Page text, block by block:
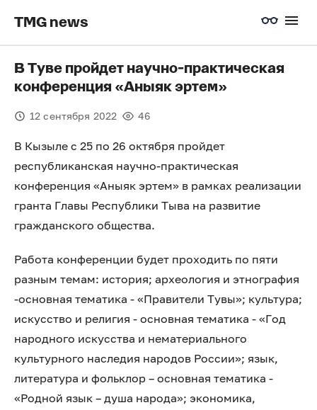
TMG news
В Туве пройдет научно-практическая
конференция «Аныяк эртем»
12 сентября 2022 46
В Кызыле с 25 по 26 октября пройдет
республиканская научно-практическая
конференция «Аныяк эртем» в рамках реализации
гранта Главы Республики Тыва на развитие
гражданского общества.
Работа конференции будет проходить по пяти
разным темам: история; археология и этнография
-основная тематика - «Правители Тувы»; культура;
искусство и религия - основная тематика - «Год
народного искусства и нематериального
культурного наследия народов России»; язык,
литература и фольклор – основная тематика -
«Родной язык – душа народа»; экономика,